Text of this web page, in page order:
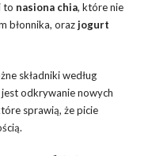
to nasiona chia, które nie
błonnika, orazjogurt
składniki według
jest odkrywanie nowych
sprawią, że picie